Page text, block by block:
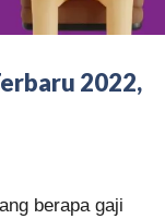
2022,
berapa gaji